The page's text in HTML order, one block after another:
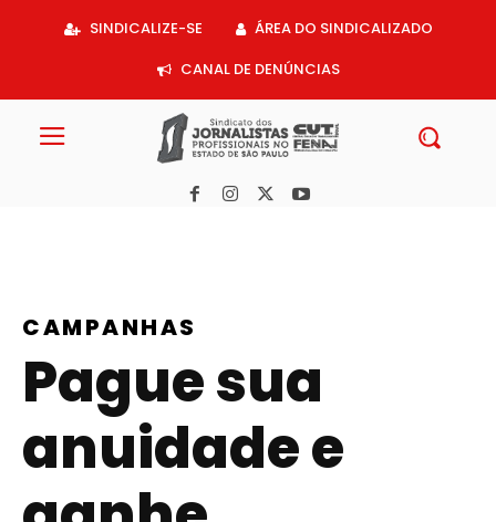
SINDICALIZE-SE
ÁREA DO SINDICALIZADO
CANAL DE DENÚNCIAS
CAMPANHAS
Pague sua
anuidade e